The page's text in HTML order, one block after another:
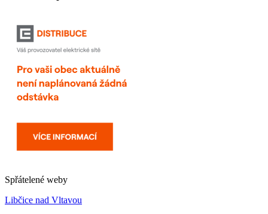
Spřátelené weby
Libčice nad Vltavou